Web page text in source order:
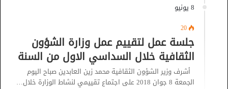
8 يونيو
20
جلسة عمل لتقييم عمل وزارة الشؤون
الثقافية خلال السداسي الاول من السنة
أشرف وزير الشؤون الثقافية محمد زين العابدين صباح اليوم
الجمعة 8 جوان 2018 على اجتماع تقييمي لنشاط الوزارة خلال…